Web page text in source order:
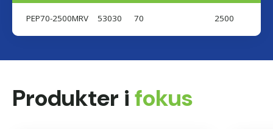
PEP70-2500MRV 53030 70 2500
Produkter i fokus